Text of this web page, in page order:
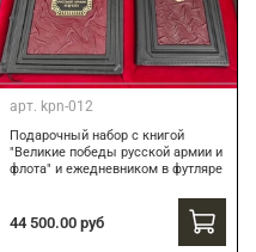
арт. kpn-012
Подарочный набор c книгой
"Великие победы русской армии и
флота" и ежедневником в футляре
44 500.00 руб